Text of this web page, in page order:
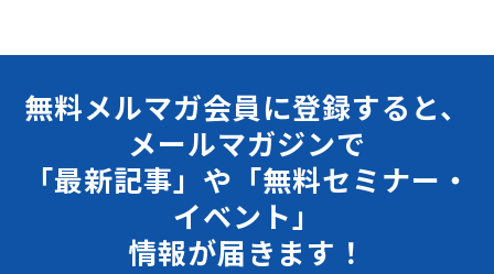
無料メルマガ会員に登録すると、
メールマガジンで
「最新記事」や「無料セミナー・
イベント」
情報が届きます！